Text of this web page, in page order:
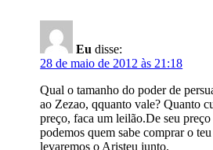
Eu disse:
28 de maio de 2012 às 21:18
Qual o tamanho do poder de
ao Zezao, qquanto vale? Quanto
preço, faca um leilão.De seu
podemos quem sabe comprar o
levaremos o Aristeu junto.